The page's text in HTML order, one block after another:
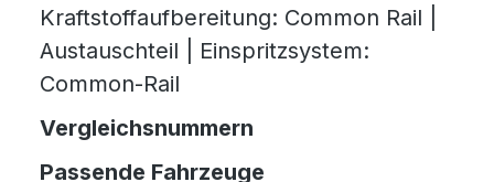
Kraftstoffaufbereitung: Common Rail |
Austauschteil | Einspritzsystem:
Common-Rail
Vergleichsnummern
Passende Fahrzeuge